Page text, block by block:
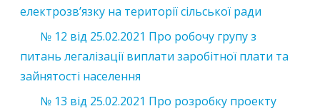
електрозв’язку на території сільської ради
№ 12 від 25.02.2021 Про робочу групу з
питань легалізації виплати заробітної плати та
зайнятості населення
№ 13 від 25.02.2021 Про розробку проекту